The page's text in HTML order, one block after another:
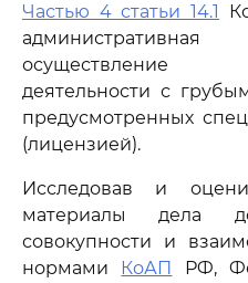
Частью 4 статьи 14.1
административная
осуществление
деятельности с
предусмотренных
(лицензией).
Исследовав и
материалы дела
совокупности и
нормами КоАП РФ,